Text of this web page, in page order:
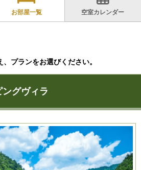
お部屋一覧 空室カレンダー
プランをお選びください。
グヴィラ